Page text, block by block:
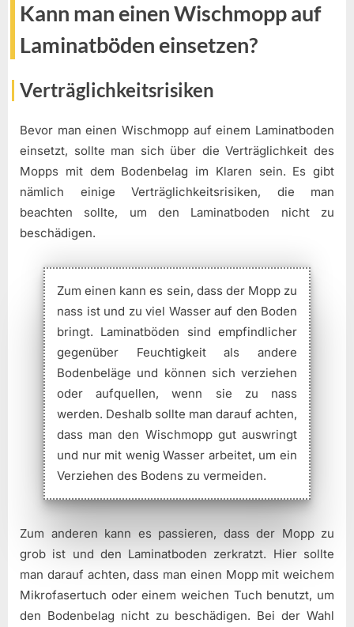
Kann man einen Wischmopp auf
Laminatböden einsetzen?
Verträglichkeitsrisiken
Bevor man einen Wischmopp auf einem Laminatboden
einsetzt, sollte man sich über die Verträglichkeit des
Mopps mit dem Bodenbelag im Klaren sein. Es gibt
nämlich einige Verträglichkeitsrisiken, die man
beachten sollte, um den Laminatboden nicht zu
beschädigen.
Zum einen kann es sein, dass der Mopp zu
nass ist und zu viel Wasser auf den Boden
bringt. Laminatböden sind empfindlicher
gegenüber Feuchtigkeit als andere
Bodenbeläge und können sich verziehen
oder aufquellen, wenn sie zu nass
werden. Deshalb sollte man darauf achten,
dass man den Wischmopp gut auswringt
und nur mit wenig Wasser arbeitet, um ein
Verziehen des Bodens zu vermeiden.
Zum anderen kann es passieren, dass der Mopp zu
grob ist und den Laminatboden zerkratzt. Hier sollte
man darauf achten, dass man einen Mopp mit weichem
Mikrofasertuch oder einem weichen Tuch benutzt, um
den Bodenbelag nicht zu beschädigen. Bei der Wahl